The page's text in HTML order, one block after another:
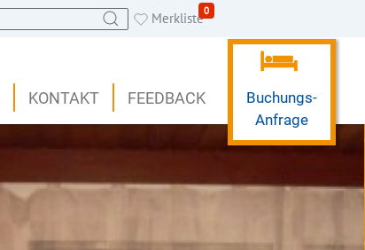
Merkliste0
KONTAKT FEEDBACK
Buchungs-
Anfrage